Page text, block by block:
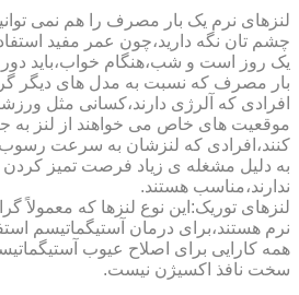
لنزهای نرم یک بار مصرف را هم نمی
چشم تان نگه دارید،چون عمر مفید
یک روز است و شب،هنگام خواب،باید دور
بار مصرف که نسبت به مدل های دیگر
افرادی که آلرژی دارند،کسانی مثل
موقعیت های خاص می خواهند از لنز به
کنند،افرادی که لنزشان به سرعت
به دلیل مشغله ی زیاد فرصت تمیز کردن
ندارند،مناسب هستند.
لنزهای توریک:این نوع لنزها که معمولاً
نرم هستند،برای درمان آستیگماتیسم
همه کارایی برای اصلاح عیوب
سخت نافذ اکسیژن نیست.